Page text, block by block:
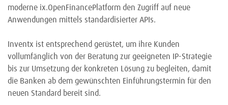
moderne ix.OpenFinancePlatform den Zugriff auf neue
Anwendungen mittels standardisierter APIs.
Inventx ist entsprechend gerüstet, um ihre Kunden
vollumfänglich von der Beratung zur geeigneten IP-Strategie
bis zur Umsetzung der konkreten Lösung zu begleiten, damit
die Banken ab dem gewünschten Einführungstermin für den
neuen Standard bereit sind.